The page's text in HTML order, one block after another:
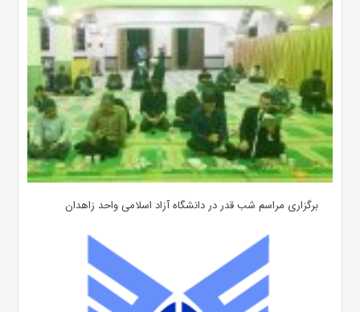
برگزاری مراسم شب قدر در دانشگاه آزاد اسلامی واحد زاهدان